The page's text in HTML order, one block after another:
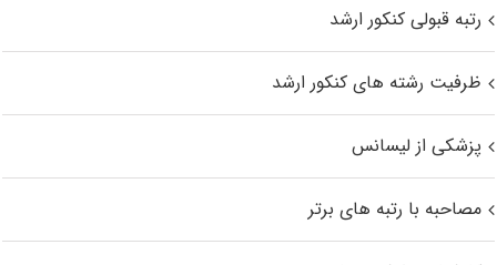
رتبه قبولی کنکور ارشد
ظرفیت رشته های کنکور ارشد
پزشکی از لیسانس
مصاحبه با رتبه های برتر